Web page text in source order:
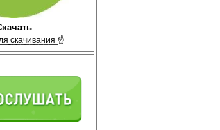
̲с̲к̲а̲ч̲и̲в̲а̲н̲и̲я̲ ☝